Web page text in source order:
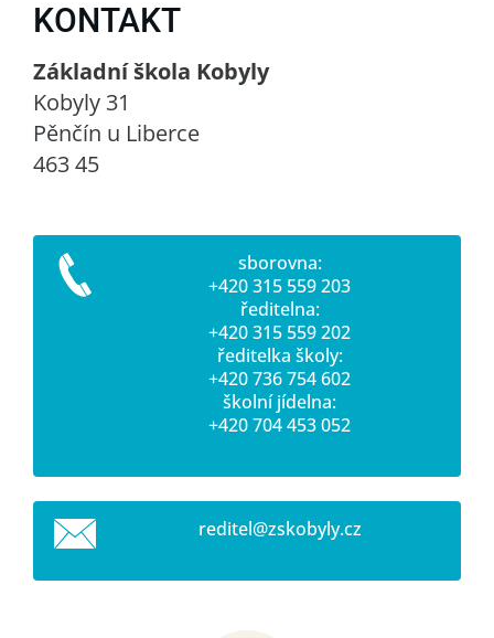
KONTAKT
Základní škola Kobyly
Kobyly 31
Pěnčín u Liberce
463 45
sborovna:
+420 315 559 203
ředitelna:
+420 315 559 202
ředitelka školy:
+420 736 754 602
školní jídelna:
+420 704 453 052
reditel@zskobyly.cz